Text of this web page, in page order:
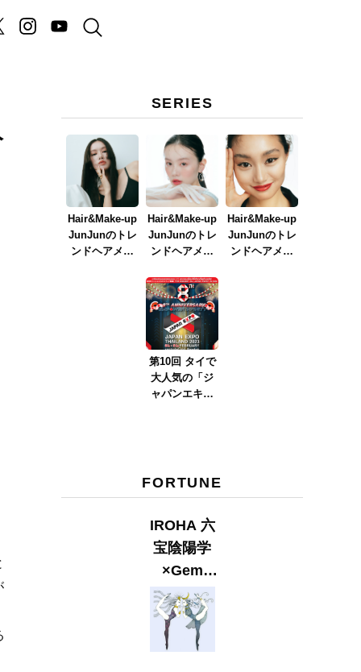
SERIES
Hair&Make-up
JunJunのトレ
ンドヘアメイ
Hair&Make-up
JunJunのトレ
ンドヘアメイ
イク
ver.2023』
Hair&Make-up
JunJunのトレ
ンドヘアメイ
第10回 タイで
大人気の「ジ
ャパンエキス
FORTUNE
IROHA 六
宝陰陽学
×Gem
Muse
【GLITTER
2023